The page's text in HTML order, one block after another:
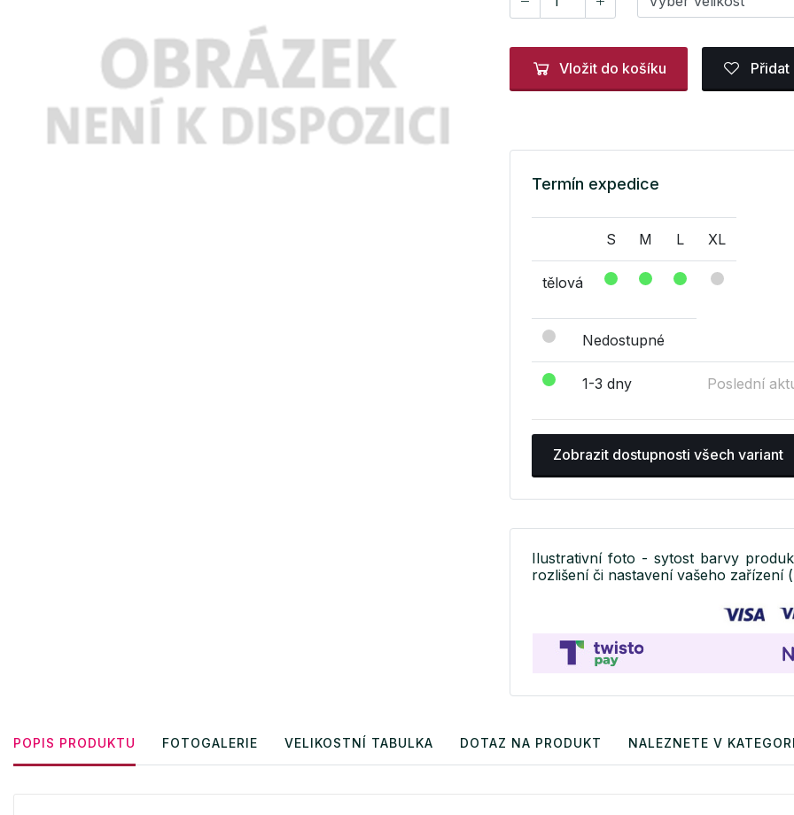
Vložit do košíku
Termín expedice
S M L XL
tělová
Nedostupné
1-3 dny Poslední
Zobrazit dostupnosti všech variant
Ilustrativní foto - sytost barvy
rozlišení či nastavení vašeho
POPIS PRODUKTU FOTOGALERIE VELIKOSTNÍ TABULKA DOTAZ NA PRODUKT NALEZNETE V